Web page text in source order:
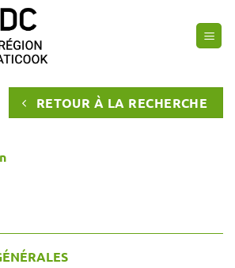
RETOUR À LA RECHERCHE